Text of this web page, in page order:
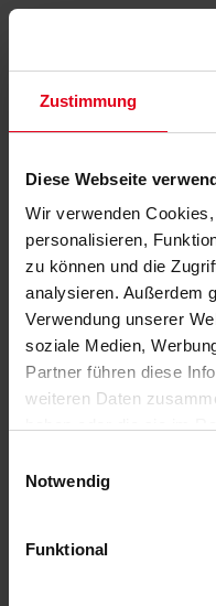
Zustimmung
Diese Webseite
Wir verwenden
personalisieren,
zu können und die
analysieren. Außerdem
Verwendung unserer
soziale Medien,
Partner führen diese
weiteren Daten
Notwendig
Funktional